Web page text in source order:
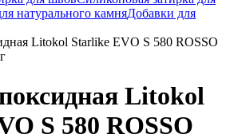
натурального камняДобавки для
Litokol Starlike EVO S 580 ROSSO
Litokol
S 580 ROSSO